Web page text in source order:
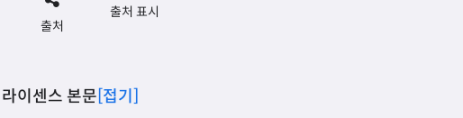
출처
출처 표시
라이센스 본문 [접기]